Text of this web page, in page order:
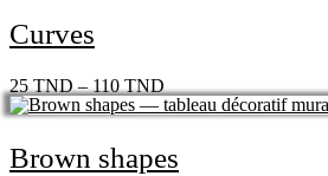
Curves
25TND–110TND
Brown shapes